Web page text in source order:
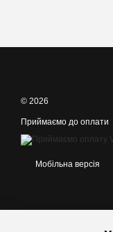
© 2026
Приймаємо до оплати
Мобільна версія